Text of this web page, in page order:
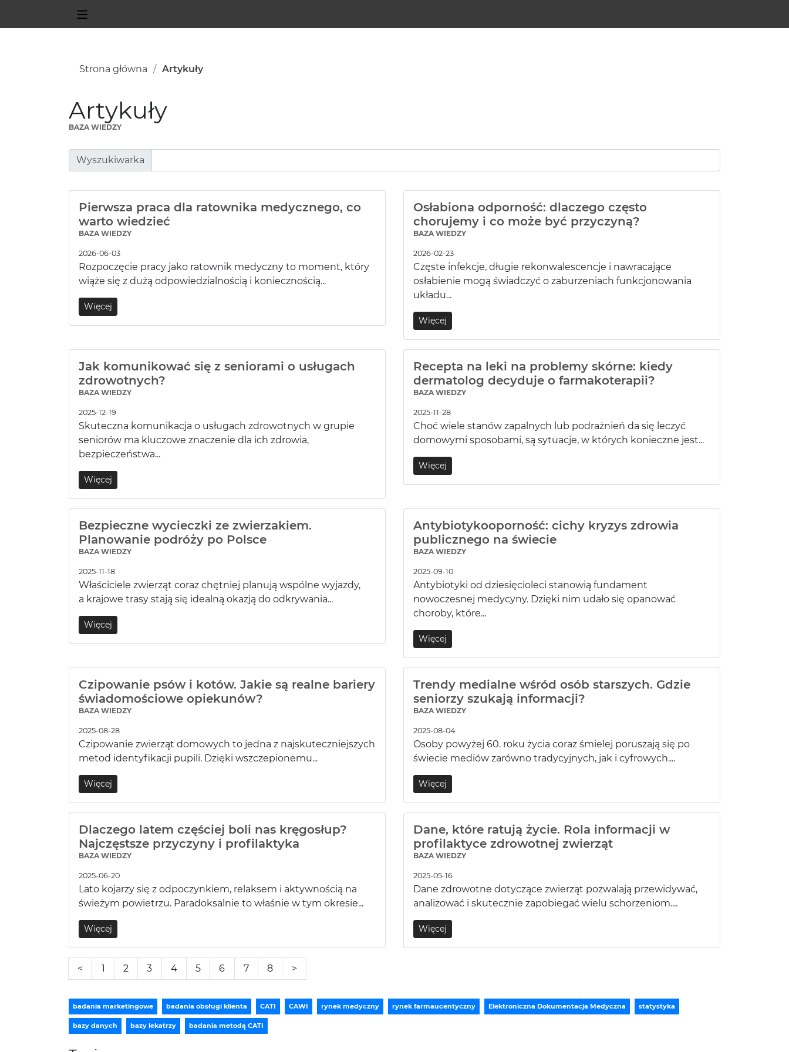
Strona główna Artykuły
Artykuły
BAZA WIEDZY
Wyszukiwarka
Pierwsza praca dla ratownika medycznego, co
warto wiedzieć
BAZA WIEDZY
2026-06-03
Rozpoczęcie pracy jako ratownik medyczny to moment, który
wiąże się z dużą odpowiedzialnością i koniecznością...
Więcej
Osłabiona odporność: dlaczego często
chorujemy i co może być przyczyną?
BAZA WIEDZY
2026-02-23
Częste infekcje, długie rekonwalescencje i nawracające
osłabienie mogą świadczyć o zaburzeniach funkcjonowania
układu...
Więcej
Jak komunikować się z seniorami o usługach
zdrowotnych?
BAZA WIEDZY
2025-12-19
Skuteczna komunikacja o usługach zdrowotnych w grupie
seniorów ma kluczowe znaczenie dla ich zdrowia,
bezpieczeństwa...
Więcej
Recepta na leki na problemy skórne: kiedy
dermatolog decyduje o farmakoterapii?
BAZA WIEDZY
2025-11-28
Choć wiele stanów zapalnych lub podrażnień da się leczyć
domowymi sposobami, są sytuacje, w których konieczne jest...
Więcej
Bezpieczne wycieczki ze zwierzakiem.
Planowanie podróży po Polsce
BAZA WIEDZY
2025-11-18
Właściciele zwierząt coraz chętniej planują wspólne wyjazdy,
a krajowe trasy stają się idealną okazją do odkrywania...
Więcej
Antybiotykooporność: cichy kryzys zdrowia
publicznego na świecie
BAZA WIEDZY
2025-09-10
Antybiotyki od dziesięcioleci stanowią fundament
nowoczesnej medycyny. Dzięki nim udało się opanować
choroby, które...
Więcej
Czipowanie psów i kotów. Jakie są realne bariery
świadomościowe opiekunów?
BAZA WIEDZY
2025-08-28
Czipowanie zwierząt domowych to jedna z najskuteczniejszych
metod identyfikacji pupili. Dzięki wszczepionemu...
Więcej
Trendy medialne wśród osób starszych. Gdzie
seniorzy szukają informacji?
BAZA WIEDZY
2025-08-04
Osoby powyżej 60. roku życia coraz śmielej poruszają się po
świecie mediów zarówno tradycyjnych, jak i cyfrowych....
Więcej
Dlaczego latem częściej boli nas kręgosłup?
Najczęstsze przyczyny i profilaktyka
BAZA WIEDZY
2025-06-20
Lato kojarzy się z odpoczynkiem, relaksem i aktywnością na
świeżym powietrzu. Paradoksalnie to właśnie w tym okresie...
Więcej
Dane, które ratują życie. Rola informacji w
profilaktyce zdrowotnej zwierząt
BAZA WIEDZY
2025-05-16
Dane zdrowotne dotyczące zwierząt pozwalają przewidywać,
analizować i skutecznie zapobiegać wielu schorzeniom....
Więcej
< 1 2 3 4 5 6 7 8 >
badania marketingowe badania obsługi klienta CATI CAWI rynek medyczny rynek farmaucentyczny Elektroniczna Dokumentacja Medyczna statystyka
bazy danych bazy lekatrzy badania metodą CATI